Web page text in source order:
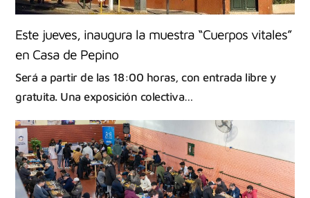
Este jueves, inaugura la muestra “Cuerpos vitales”
en Casa de Pepino
Será a partir de las 18:00 horas, con entrada libre y
gratuita. Una exposición colectiva…